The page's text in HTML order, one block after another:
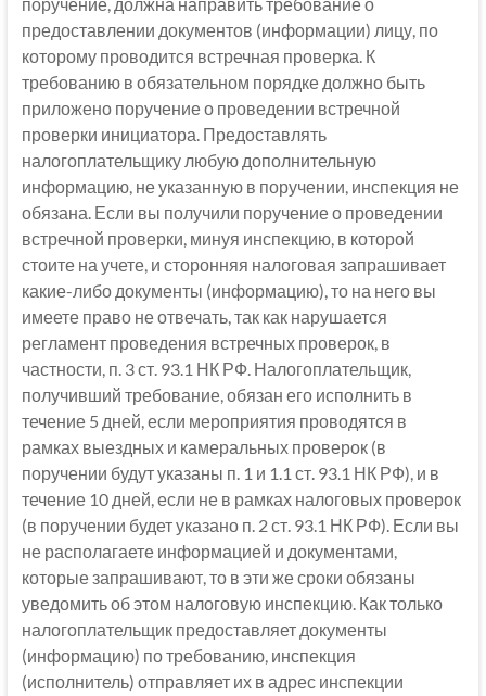
предоставлении документов (информации) лицу, по
которому проводится встречная проверка. К
требованию в обязательном порядке должно быть
приложено поручение о проведении встречной
проверки инициатора. Предоставлять
налогоплательщику любую дополнительную
информацию, не указанную в поручении, инспекция не
обязана. Если вы получили поручение о проведении
встречной проверки, минуя инспекцию, в которой
стоите на учете, и сторонняя налоговая запрашивает
какие-либо документы (информацию), то на него вы
имеете право не отвечать, так как нарушается
регламент проведения встречных проверок, в
частности, п. 3 ст. 93.1 НК РФ. Налогоплательщик,
получивший требование, обязан его исполнить в
течение 5 дней, если мероприятия проводятся в
рамках выездных и камеральных проверок (в
поручении будут указаны п. 1 и 1.1 ст. 93.1 НК РФ), и в
течение 10 дней, если не в рамках налоговых проверок
(в поручении будет указано п. 2 ст. 93.1 НК РФ). Если вы
не располагаете информацией и документами,
которые запрашивают, то в эти же сроки обязаны
уведомить об этом налоговую инспекцию. Как только
налогоплательщик предоставляет документы
(информацию) по требованию, инспекция
(исполнитель) отправляет их в адрес инспекции